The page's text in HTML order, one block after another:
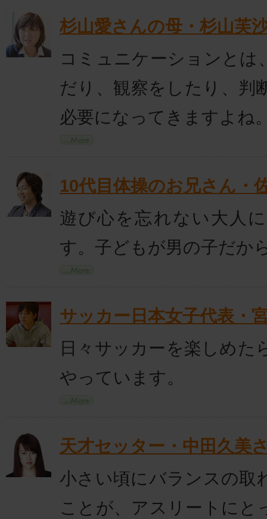
杉山愛さんの母・杉山芙
コミュニケーションとは
だり、観察をしたり、判
必要になってきますよね
10代目体操のお兄さん・
遊び心を忘れない大人
す。子どもが男の子だか
サッカー日本女子代表・
日々サッカーを楽しめた
やっています。
天才セッター・中田久美
小さい頃にバランスの取
ことが、アスリートにと